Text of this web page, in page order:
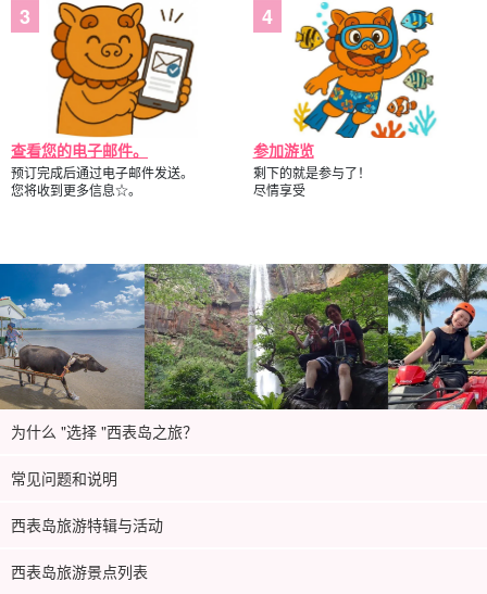
查看您的电子邮件。
预订完成后通过电子邮件发送。
您将收到更多信息☆。
参加游览
剩下的就是参与了！
尽情享受
为什么 "选择 "西表岛之旅？
常见问题和说明
西表岛旅游特辑与活动
西表岛旅游景点列表